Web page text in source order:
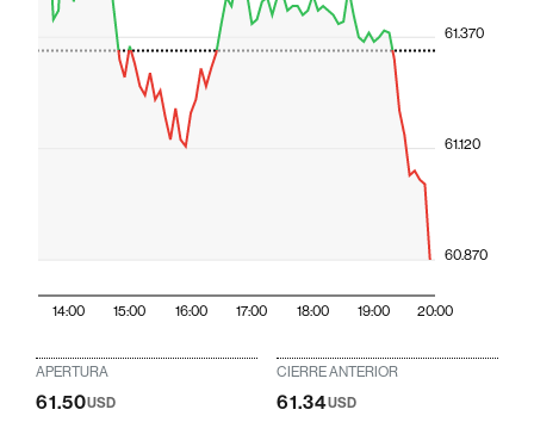
14:00 15:00 16:00 17:00 18:00 19:00 20:00
60.870
61.120
61.370
APERTURA
61.50USD
CIERRE ANTERIOR
61.34USD